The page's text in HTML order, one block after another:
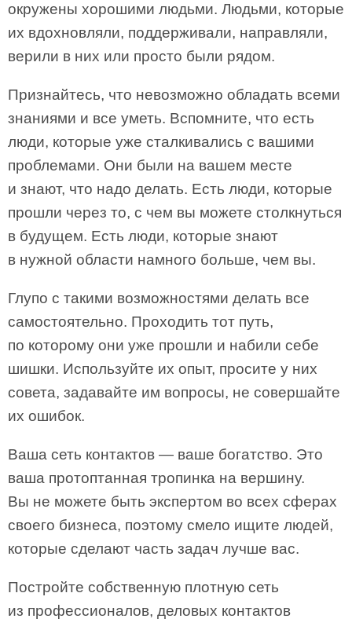
окружены хорошими людьми. Людьми, которые
их вдохновляли, поддерживали, направляли,
верили в них или просто были рядом.
Признайтесь, что невозможно обладать всеми
знаниями и все уметь. Вспомните, что есть
люди, которые уже сталкивались с вашими
проблемами. Они были на вашем месте
и знают, что надо делать. Есть люди, которые
прошли через то, с чем вы можете столкнуться
в будущем. Есть люди, которые знают
в нужной области намного больше, чем вы.
Глупо с такими возможностями делать все
самостоятельно. Проходить тот путь,
по которому они уже прошли и набили себе
шишки. Используйте их опыт, просите у них
совета, задавайте им вопросы, не совершайте
их ошибок.
Ваша сеть контактов — ваше богатство. Это
ваша протоптанная тропинка на вершину.
Вы не можете быть экспертом во всех сферах
своего бизнеса, поэтому смело ищите людей,
которые сделают часть задач лучше вас.
Постройте собственную плотную сеть
из профессионалов, деловых контактов